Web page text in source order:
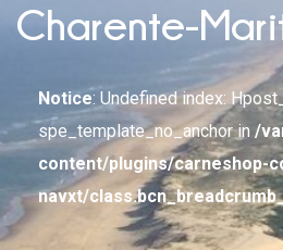
Charente-
Notice: Undefined index:
spe_template_no_anchor in /
content/plugins/carneshop-
navxt/